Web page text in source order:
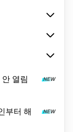
열림
부터 해